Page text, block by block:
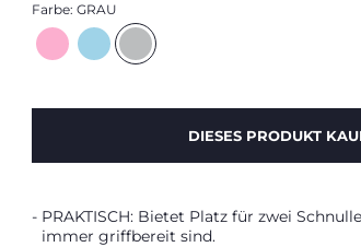
Farbe: GRAU
DIESES PRODUKT
PRAKTISCH: Bietet Platz für zwei
immer griffbereit sind.